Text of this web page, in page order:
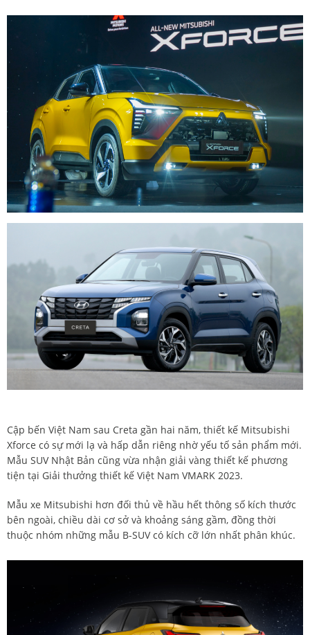
Cập bến Việt Nam sau Creta gần hai năm, thiết kế Mitsubishi
Xforce có sự mới lạ và hấp dẫn riêng nhờ yếu tố sản phẩm mới.
Mẫu SUV Nhật Bản cũng vừa nhận giải vàng thiết kế phương
tiện tại Giải thưởng thiết kế Việt Nam VMARK 2023.
Mẫu xe Mitsubishi hơn đối thủ về hầu hết thông số kích thước
bên ngoài, chiều dài cơ sở và khoảng sáng gầm, đồng thời
thuộc nhóm những mẫu B-SUV có kích cỡ lớn nhất phân khúc.